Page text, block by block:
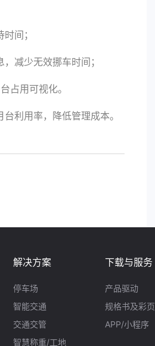
间；
减少无效挪车时间；
占用可视化。
利用率，降低管理成本。
解决方案
停车场
智能交通
交通交管
智慧称重/工地
下载与服务
产品驱动
规格书及彩页
APP/小程序